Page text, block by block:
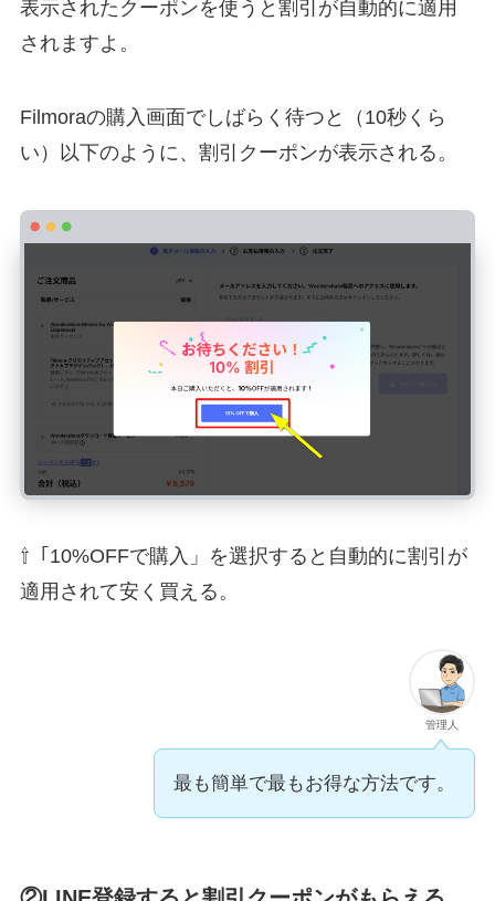
表示されたクーポンを使うと割引が自動的に適用
されますよ。
Filmoraの購入画面でしばらく待つと（10秒くら
い）以下のように、割引クーポンが表示される。
⇧「10%OFFで購入」を選択すると自動的に割引が
適用されて安く買える。
管理人
最も簡単で最もお得な方法です。